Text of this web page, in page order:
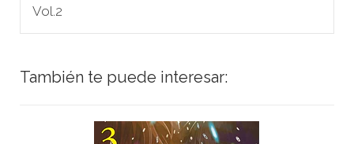
Vol.2
También te puede interesar: